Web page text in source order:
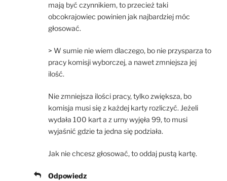
mają być czynnikiem, to przecież taki
obcokrajowiec powinien jak najbardziej móc
głosować.
> W sumie nie wiem dlaczego, bo nie przysparza to
pracy komisji wyborczej, a nawet zmniejsza jej
ilość.
Nie zmniejsza ilości pracy, tylko zwiększa, bo
komisja musi się z każdej karty rozliczyć. Jeżeli
wydała 100 kart a z urny wyjęła 99, to musi
wyjaśnić gdzie ta jedna się podziała.
Jak nie chcesz głosować, to oddaj pustą kartę.
Odpowiedz